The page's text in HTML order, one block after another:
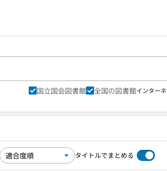
国立国会図書館 全国の図書館インター
タイトルでまとめる